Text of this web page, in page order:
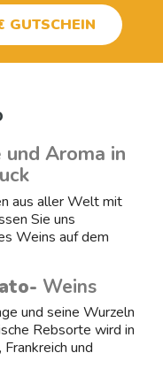
GUTSCHEIN
und Aroma in
aus aller Welt mit
Sie uns
Weins auf dem
Weins
und seine Wurzeln
Rebsorte wird in
und